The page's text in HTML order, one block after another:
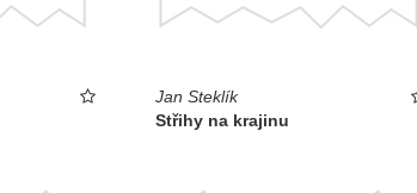
Jan Steklík
Střihy na krajinu